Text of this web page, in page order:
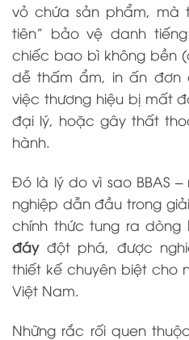
vỏ chứa sản phẩm, mà
tiên” bảo vệ danh
chiếc bao bì không bền
dễ thấm ẩm, in ấn
việc thương hiệu bị mất
đại lý, hoặc gây thất
hành.
Đó là lý do vì sao BBAS
nghiệp dẫn đầu trong
chính thức tung ra dòng
đáyđột phá, được
thiết kế chuyên biệt cho
Việt Nam.
Những rắc rối quen